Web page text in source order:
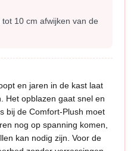
10 cm afwijken van de
en jaren in de kast laat
Het opblazen gaat snel en
bij de Comfort-Plush moet
nog op spanning komen,
kan nodig zijn. Voor de